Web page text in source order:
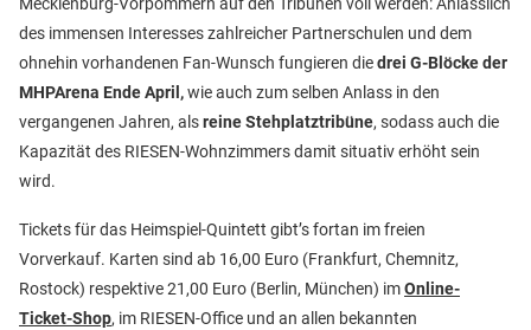
Mecklenburg-Vorpommern auf den Tribünen voll werden: Anlässlich
des immensen Interesses zahlreicher Partnerschulen und dem
ohnehin vorhandenen Fan-Wunsch fungieren diedrei G-Blöcke der
MHPArena Ende April,wie auch zum selben Anlass in den
vergangenen Jahren, alsreine Stehplatztribüne, sodass auch die
Kapazität des RIESEN-Wohnzimmers damit situativ erhöht sein
wird.
Tickets für das Heimspiel-Quintett gibt’s fortan im freien
Vorverkauf. Karten sind ab 16,00 Euro (Frankfurt, Chemnitz,
Rostock) respektive 21,00 Euro (Berlin, München) imOnline-
Ticket-Shop, im RIESEN-Office und an allen bekannten